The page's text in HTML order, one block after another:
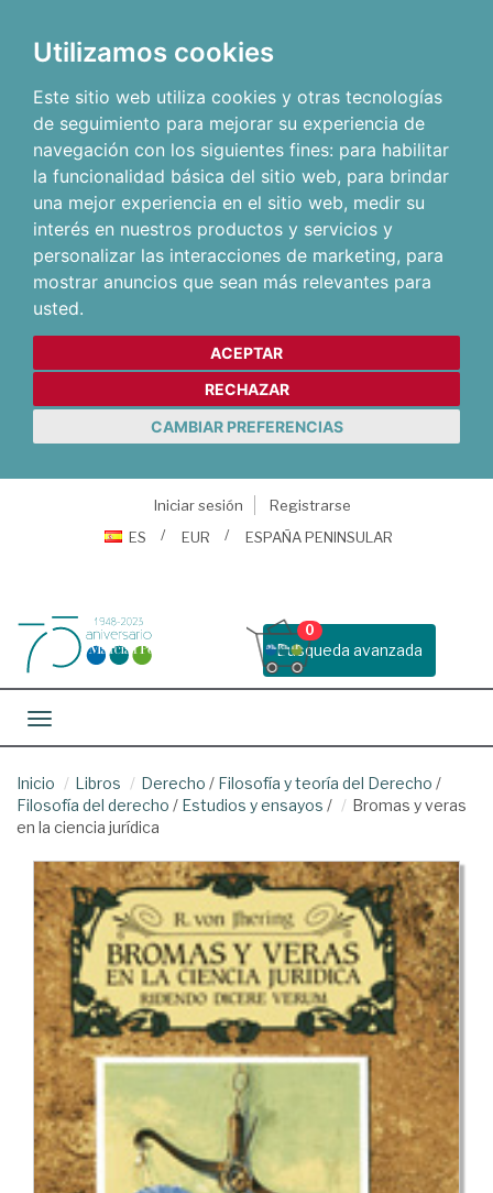
Utilizamos cookies
Este sitio web utiliza cookies y otras tecnologías
de seguimiento para mejorar su experiencia de
navegación con los siguientes fines: para habilitar
la funcionalidad básica del sitio web, para brindar
una mejor experiencia en el sitio web, medir su
interés en nuestros productos y servicios y
personalizar las interacciones de marketing, para
mostrar anuncios que sean más relevantes para
usted.
ACEPTAR
RECHAZAR
CAMBIAR PREFERENCIAS
Iniciar sesión
Registrarse
ES
EUR ESPAÑA PENINSULAR
Busqueda avanzada
0
Toggle navigation
Inicio Libros Derecho / Filosofía y teoría del Derecho /
Filosofía del derecho / Estudios y ensayos /
Bromas y veras
en la ciencia jurídica